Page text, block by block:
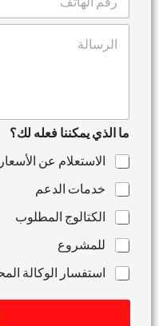
د
ت
ر
ن
ي
*
ه
ت
و
ر
س
ا
ل
ة
ما الذي يمكننا فعله لك؟
الاستعلام عن الأسعار
خدمات الدعم
الكتالوج المطلوب
للمشروع
استفسار الوكالة